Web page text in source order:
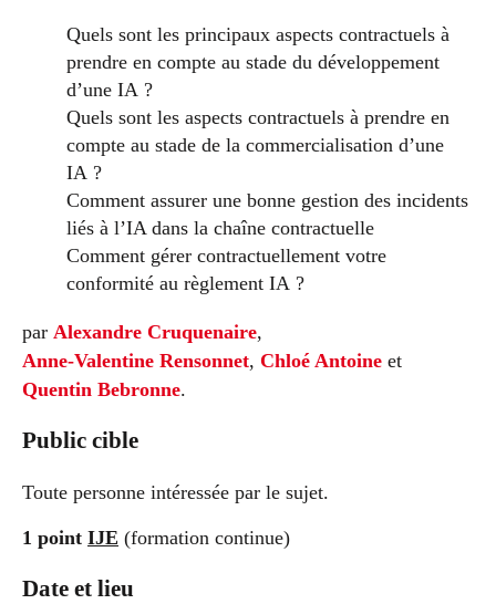
Quels sont les principaux aspects contractuels à
prendre en compte au stade du développement
d’une IA ?
Quels sont les aspects contractuels à prendre en
compte au stade de la commercialisation d’une
IA ?
Comment assurer une bonne gestion des incidents
liés à l’IA dans la chaîne contractuelle
Comment gérer contractuellement votre
conformité au règlement IA ?
par Alexandre Cruquenaire,
Anne-Valentine Rensonnet, Chloé Antoine et
Quentin Bebronne.
Public cible
Toute personne intéressée par le sujet.
1 point IJE (formation continue)
Date et lieu